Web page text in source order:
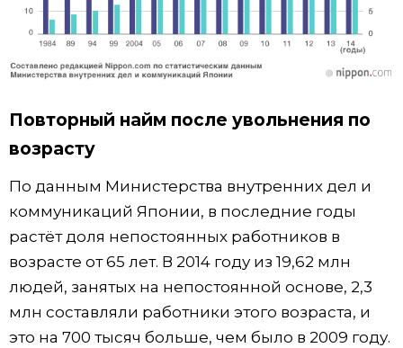
Повторный найм после увольнения по
возрасту
По данным Министерства внутренних дел и
коммуникаций Японии, в последние годы
растёт доля непостоянных работников в
возрасте от 65 лет. В 2014 году из 19,62 млн
людей, занятых на непостоянной основе, 2,3
млн составляли работники этого возраста, и
это на 700 тысяч больше, чем было в 2009 году.